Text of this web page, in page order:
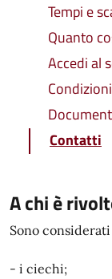
Tempi e
Quanto
Accedi al
Contatti
A chi è
Sono
- i ciechi;